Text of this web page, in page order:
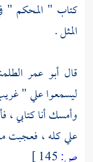
كتاب " المحكم "
المثل .
قال أبو عمر
ليسمعوا علي "
وأمسك أنا كتابي ،
علي كله ، فعجبت